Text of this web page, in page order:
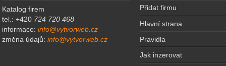
Katalog firem
tel.: +420 724 720 468
informace:info@vytvorweb.cz
změna údajů:info@vytvorweb.cz
Přidat firmu
Hlavní strana
Pravidla
Jak inzerovat